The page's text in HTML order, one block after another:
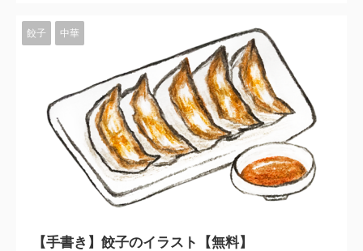
餃子 中華
【手書き】餃子のイラスト【無料】